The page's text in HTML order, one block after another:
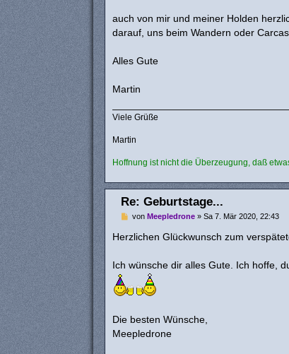
a
g
auch von mir und meiner Holden
darauf, uns beim Wandern oder
Alles Gute
Martin
Viele Grüße
Martin
Hoffnung ist nicht die Überzeugung, daß
Re: Geburtstage...
B
i
t
g
von Meepledrone» Sa 7. Mär 2020, 22:43
Herzlichen Glückwunsch zum
Ich wünsche dir alles Gute. Ich hoffe,
Die besten Wünsche,
Meepledrone